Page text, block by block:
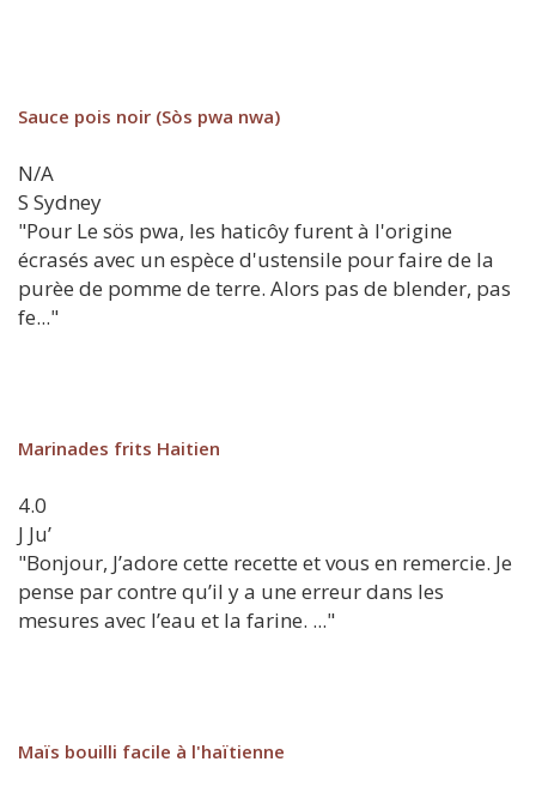
Sauce pois noir (Sòs pwa nwa)
N/A
S Sydney
"Pour Le sös pwa, les haticôy furent à l'origine
écrasés avec un espèce d'ustensile pour faire de la
purèe de pomme de terre. Alors pas de blender, pas
fe..."
Marinades frits Haitien
4.0
J Ju’
"Bonjour, J’adore cette recette et vous en remercie. Je
pense par contre qu’il y a une erreur dans les
mesures avec l’eau et la farine. ..."
Maïs bouilli facile à l'haïtienne